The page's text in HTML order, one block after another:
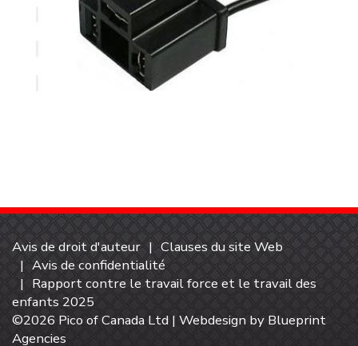
Avis de droit d'auteur
Clauses du site Web
Avis de confidentialité
Rapport contre le travail force et le travail des
enfants 2025
©2026 Pico of Canada Ltd | Webdesign by Blueprint
Agencies